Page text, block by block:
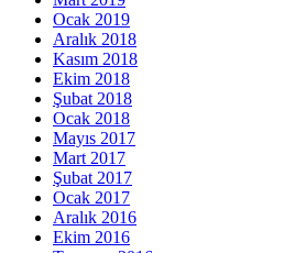
Ocak 2019
Aralık 2018
Kasım 2018
Ekim 2018
Şubat 2018
Ocak 2018
Mayıs 2017
Mart 2017
Şubat 2017
Ocak 2017
Aralık 2016
Ekim 2016